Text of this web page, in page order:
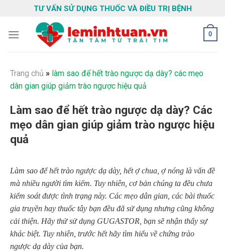
content
TƯ VẤN SỬ DỤNG THUỐC VÀ ĐIỀU TRỊ BỆNH
0
Trang chủ » làm sao để hết trào ngược dạ dày? các mẹo
dân gian giúp giảm trào ngược hiệu quả
Làm sao để hết trào ngược dạ dày? Các
mẹo dân gian giúp giảm trào ngược hiệu
quả
Làm sao để hết trào ngược dạ dày, hết ợ chua, ợ nóng là vấn đề
mà nhiều người tìm kiếm. Tuy nhiên, cơ bản chúng ta đều chưa
kiểm soát được tình trạng này. Các mẹo dân gian, các bài thuốc
gia truyền hay thuốc tây bạn đều đã sử dụng nhưng cũng không
cải thiện. Hãy thử sử dụng GUGASTOR, bạn sẽ nhận thấy sự
khác biệt. Tuy nhiên, trước hết hãy tìm hiểu về chứng trào
ngược dạ dày của bạn.